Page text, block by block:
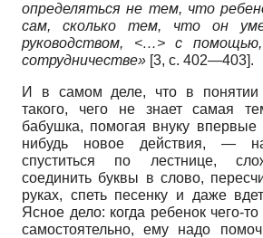
определяться не тем, что
сам, сколько тем, что он
руководством, <…> с
сотрудничестве» [3, с. 402—403].
И в самом деле, что в понятии
такого, чего не знает самая
бабушка, помогая внуку впервые
нибудь новое действия, —
спуститься по лестнице,
соединить буквы в слово,
руках, спеть песенку и даже
Ясное дело: когда ребенок чего-
самостоятельно, ему надо